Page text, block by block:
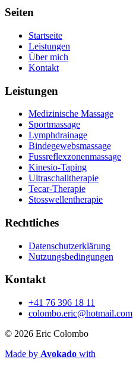
Seiten
Startseite
Leistungen
Über mich
Kontakt
Leistungen
Medizinische Massage
Sportmassage
Lymphdrainage
Bindegewebsmassage
Fussreflexzonenmassage
Kinesio‑Taping
Ultraschalltherapie
Tecar‑Therapie
Stosswellentherapie
Rechtliches
Datenschutzerklärung
Nutzungsbedingungen
Kontakt
+41 76 396 18 11
colombo.eric@hotmail.com
© 2026 Eric Colombo
Made by Avokado with